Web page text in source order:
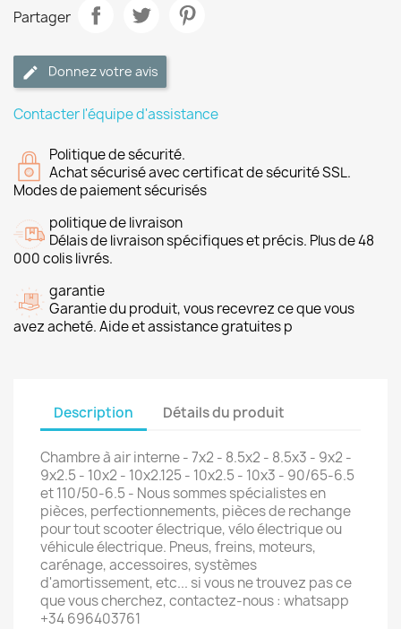
Partager
Donnez votre avis
Contacter l'équipe d'assistance
Politique de sécurité.
Achat sécurisé avec certificat de sécurité SSL.
Modes de paiement sécurisés
politique de livraison
Délais de livraison spécifiques et précis. Plus de 48
000 colis livrés.
garantie
Garantie du produit, vous recevrez ce que vous
avez acheté. Aide et assistance gratuites p
Description Détails du produit
Chambre à air interne - 7x2 - 8.5x2 - 8.5x3 - 9x2 -
9x2.5 - 10x2 - 10x2.125 - 10x2.5 - 10x3 - 90/65-6.5
et 110/50-6.5 - Nous sommes spécialistes en
pièces, perfectionnements, pièces de rechange
pour tout scooter électrique, vélo électrique ou
véhicule électrique. Pneus, freins, moteurs,
carénage, accessoires, systèmes
d'amortissement, etc... si vous ne trouvez pas ce
que vous cherchez, contactez-nous : whatsapp
+34 696403761